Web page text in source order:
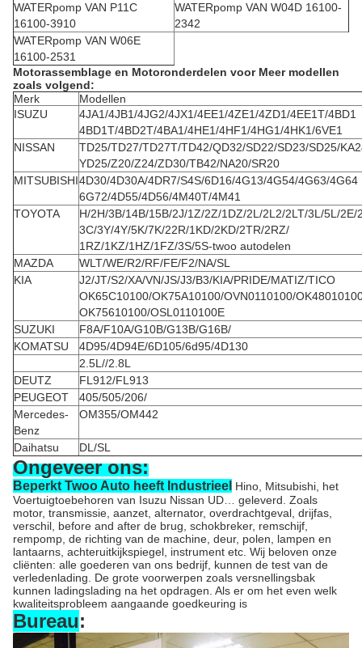
WATERpomp VAN P11C
16100-3910
WATERpomp VAN W04D 16100-
2342
WATERpomp VAN W06E
16100-2531
Motorassemblage en Motoronderdelen voor Meer modellen
zoals volgend:
Merk
Modellen
ISUZU
4JA1/4JB1/4JG2/4JX1/4EE1/4ZE1/4ZD1/4EE1T/4BD1
4BD1T/4BD2T/4BA1/4HE1/4HF1/4HG1/4HK1/6VE1
NISSAN
TD25/TD27/TD27T/TD42/QD32/SD22/SD23/SD25/
YD25/Z20/Z24/ZD30/TB42/NA20/SR20
MITSUBISHI4D30/4D30A/4DR7/S4S/6D16/4G13/4G54/4G63/4G64
6G72/4D55/4D56/4M40T/4M41
TOYOTA
H/2H/3B/14B/15B/2J/1Z/2Z/1DZ/2L/2L2/2LT/3L/5L/2E/
3C/3Y/4Y/5K/7K/22R/1KD/2KD/2TR/2RZ/
1RZ/1KZ/1HZ/1FZ/3S/5S-twoo autodelen
MAZDA
WLT/WE/R2/RF/FE/F2/NA/SL
KIA
J2/JT/S2/XA/VN/JS/J3/B3/KIA/PRIDE/MATIZ/TICO
OK65C10100/OK75A10100/OVN0110100/
OK75610100/OSL0110100E
SUZUKI
F8A/F10A/G10B/G13B/G16B/
KOMATSU
4D95/4D94E/6D105/6d95/4D130
2.5L//2.8L
DEUTZ
FL912/FL913
PEUGEOT
405/505/206/
Mercedes-
Benz
OM355/OM442
Daihatsu DL/SL
Ongeveer ons:
Beperkt Twoo Auto heeft Industrieel Hino, Mitsubishi, het
Voertuigtoebehoren van Isuzu Nissan UD… geleverd. Zoals
motor, transmissie, aanzet, alternator, overdrachtgeval, drijfas,
verschil, before and after de brug, schokbreker, remschijf,
rempomp, de richting van de machine, deur, polen, lampen en
lantaarns, achteruitkijkspiegel, instrument etc. Wij beloven onze
cliënten: alle goederen van ons bedrijf, kunnen de test van de
verledenlading. De grote voorwerpen zoals versnellingsbak
kunnen ladingslading na het opdragen. Als er om het even welk
kwaliteitsprobleem aangaande goedkeuring is
Bureau: